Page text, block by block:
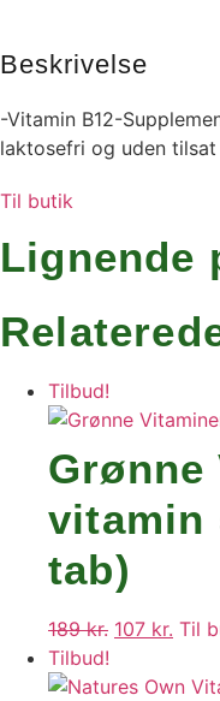
Beskrivelse
-Vitamin B12-
laktosefri og uden
Til butik
Lignende
Tilbud!
Grønne
vitamin
tab)
189kr. Den
pris
107 kr. Den
pris
Til
Tilbud!